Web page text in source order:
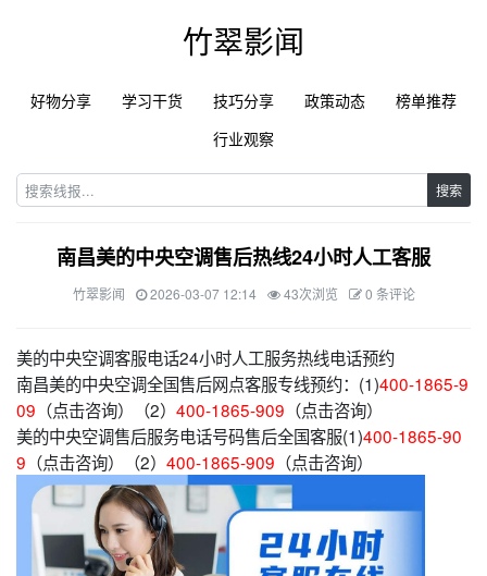
竹翠影闻
好物分享 学习干货 技巧分享 政策动态
榜单推荐
行业观察
搜索
南昌美的中央空调售后热线24小时人工客服
竹翠影闻 2026-03-07 12:14 43次浏览 0 条评论
美的中央空调客服电话24小时人工服务热线电话预约
南昌美的中央空调全国售后网点客服专线预约：(1)400-1865-9
09 （点击咨询）（2） 400-1865-909 （点击咨询）
美的中央空调售后服务电话号码售后全国客服(1)400-1865-90
9 （点击咨询）（2） 400-1865-909 （点击咨询）